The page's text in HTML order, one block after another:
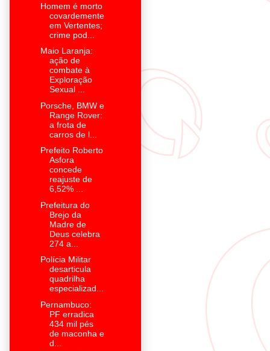
Homem é morto
covardemente
em Vertentes;
crime pod...
Maio Laranja:
ação de
combate à
Exploração
Sexual ...
Porsche, BMW e
Range Rover:
a frota de
carros de l...
Prefeito Roberto
Asfora
concede
reajuste de
6,52% ...
Prefeitura do
Brejo da
Madre de
Deus celebra
274 a...
Polícia Militar
desarticula
quadrilha
especializad...
Pernambuco:
PF erradica
434 mil pés
de maconha e
d...